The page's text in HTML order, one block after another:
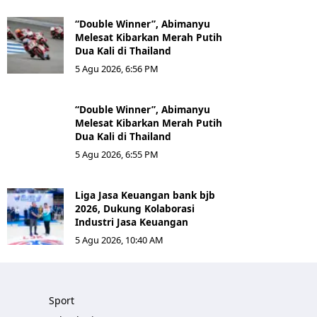
“Double Winner”, Abimanyu
Melesat Kibarkan Merah Putih
Dua Kali di Thailand
5 Agu 2026, 6:56 PM
“Double Winner”, Abimanyu
Melesat Kibarkan Merah Putih
Dua Kali di Thailand
5 Agu 2026, 6:55 PM
Liga Jasa Keuangan bank bjb
2026, Dukung Kolaborasi
Industri Jasa Keuangan
5 Agu 2026, 10:40 AM
Sport